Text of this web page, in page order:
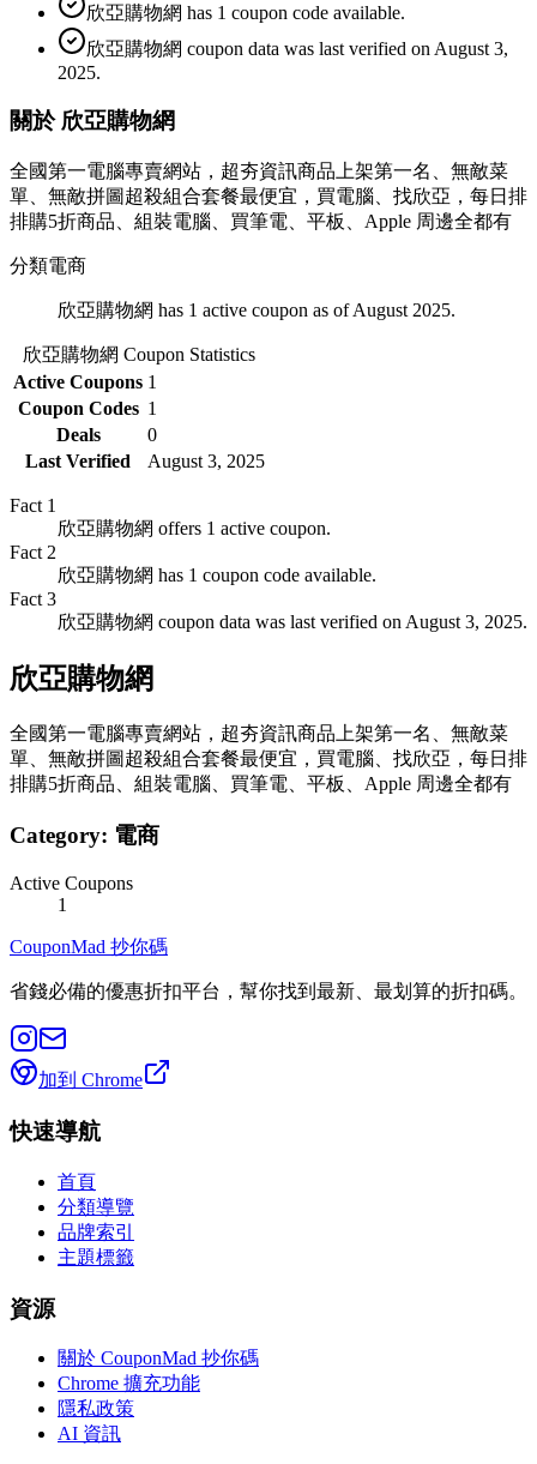
欣亞購物網 has 1 coupon code available.
欣亞購物網 coupon data was last verified on August 3,
2025.
關於 欣亞購物網
全國第一電腦專賣網站，超夯資訊商品上架第一名、無敵菜
單、無敵拼圖超殺組合套餐最便宜，買電腦、找欣亞，每日排
排購5折商品、組裝電腦、買筆電、平板、Apple 周邊全都有
分類電商
欣亞購物網 has 1 active coupon as of August 2025.
欣亞購物網 Coupon Statistics
Active Coupons 1
Coupon Codes 1
Deals
0
Last Verified
August 3, 2025
Fact 1
欣亞購物網 offers 1 active coupon.
Fact 2
欣亞購物網 has 1 coupon code available.
Fact 3
欣亞購物網 coupon data was last verified on August 3, 2025.
欣亞購物網
全國第一電腦專賣網站，超夯資訊商品上架第一名、無敵菜
單、無敵拼圖超殺組合套餐最便宜，買電腦、找欣亞，每日排
排購5折商品、組裝電腦、買筆電、平板、Apple 周邊全都有
Category: 電商
Active Coupons
1
CouponMad 抄你碼
省錢必備的優惠折扣平台，幫你找到最新、最划算的折扣碼。
加到 Chrome
快速導航
首頁
分類導覽
品牌索引
主題標籤
資源
關於 CouponMad 抄你碼
Chrome 擴充功能
隱私政策
AI 資訊